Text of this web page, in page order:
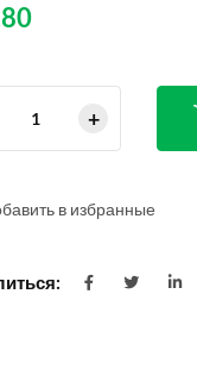
в избранные